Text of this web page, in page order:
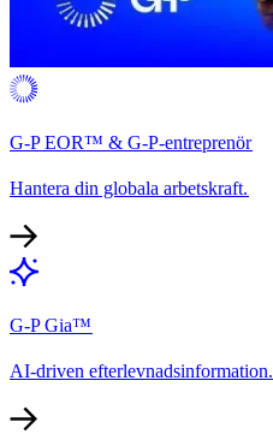
G-P EOR™ & G-P-entreprenör​​
Hantera din globala arbetskraft.​​
G-P Gia™​​
AI-driven efterlevnadsinformation.​​